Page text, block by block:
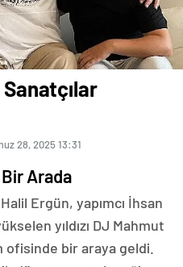
28, 2025 13:31
Bir Arada
Ergün, yapımcı İhsan
yıldızı DJ Mahmut
ofisinde bir araya geldi.